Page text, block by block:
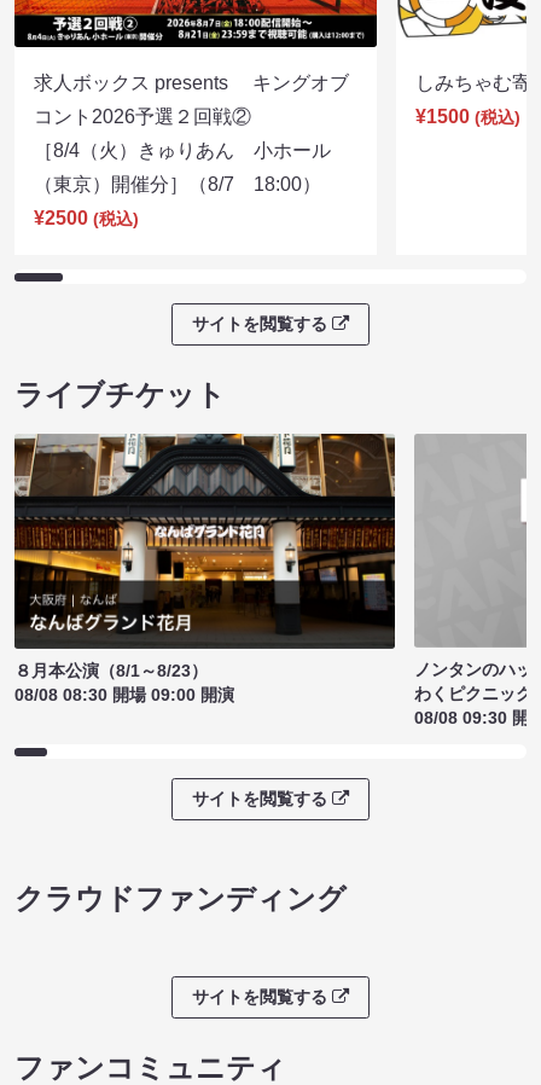
求人ボックス presents キングオブ
コント2026予選２回戦②
［8/4（火）きゅりあん 小ホール
（東京）開催分］（8/7 18:00）
¥2500 (税込)
しみちゃむ
¥1500 (税込)
サイトを閲覧する
ライブチケット
８月本公演（8/1～8/23）
08/08 08:30 開場 09:00 開演
ノンタンのハッ
わくピクニック
08/08 09:30 開
サイトを閲覧する
クラウドファンディング
サイトを閲覧する
ファンコミュニティ